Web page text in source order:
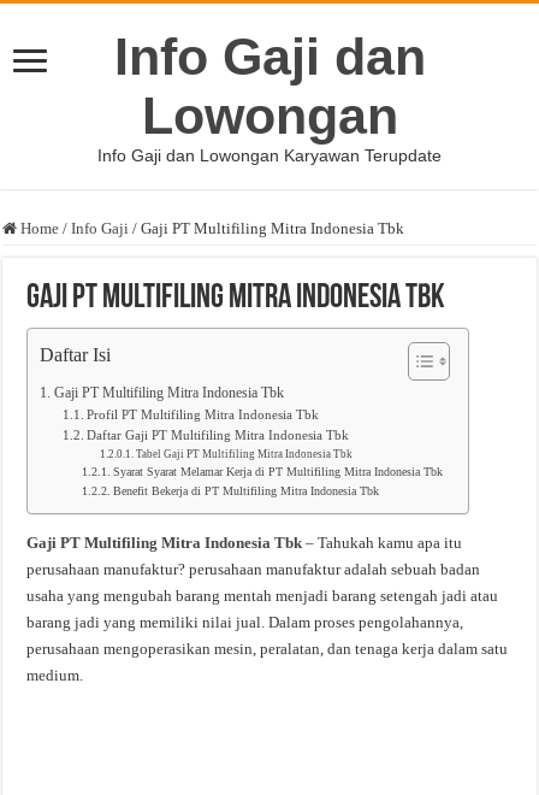
Info Gaji dan
Lowongan
Info Gaji dan Lowongan Karyawan Terupdate
Home / Info Gaji / Gaji PT Multifiling Mitra Indonesia Tbk
Gaji PT Multifiling Mitra Indonesia Tbk
Daftar Isi
Gaji PT Multifiling Mitra Indonesia Tbk
Profil PT Multifiling Mitra Indonesia Tbk
Daftar Gaji PT Multifiling Mitra Indonesia Tbk
Tabel Gaji PT Multifiling Mitra Indonesia Tbk
Syarat Syarat Melamar Kerja di PT Multifiling Mitra Indonesia Tbk
Benefit Bekerja di PT Multifiling Mitra Indonesia Tbk
Gaji PT Multifiling Mitra Indonesia Tbk – Tahukah kamu apa itu
perusahaan manufaktur? perusahaan manufaktur adalah sebuah badan
usaha yang mengubah barang mentah menjadi barang setengah jadi atau
barang jadi yang memiliki nilai jual. Dalam proses pengolahannya,
perusahaan mengoperasikan mesin, peralatan, dan tenaga kerja dalam satu
medium.